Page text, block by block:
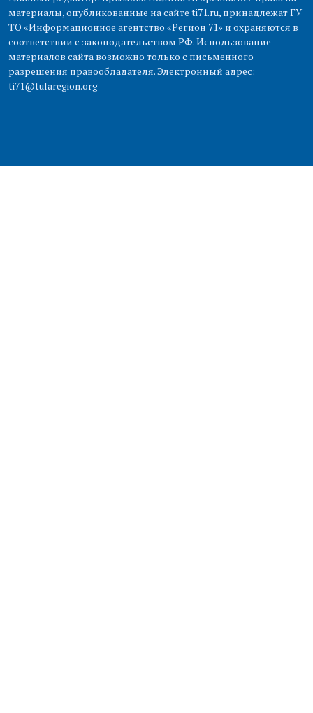
материалы, опубликованные на сайте ti71.ru, принадлежат ГУ
ТО «Информационное агентство «Регион 71» и охраняются в
соответствии с законодательством РФ. Использование
материалов сайта возможно только с письменного
разрешения правообладателя. Электронный адрес:
ti71@tularegion.org